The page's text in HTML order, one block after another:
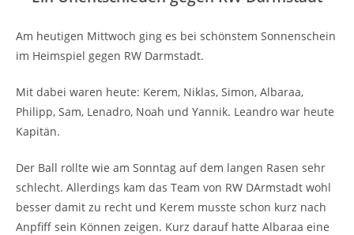
Am heutigen Mittwoch ging es bei schönstem Sonnenschein
im Heimspiel gegen RW Darmstadt.
Mit dabei waren heute: Kerem, Niklas, Simon, Albaraa,
Philipp, Sam, Lenadro, Noah und Yannik. Leandro war heute
Kapitän.
Der Ball rollte wie am Sonntag auf dem langen Rasen sehr
schlecht. Allerdings kam das Team von RW DArmstadt wohl
besser damit zu recht und Kerem musste schon kurz nach
Anpfiff sein Können zeigen. Kurz darauf hatte Albaraa eine